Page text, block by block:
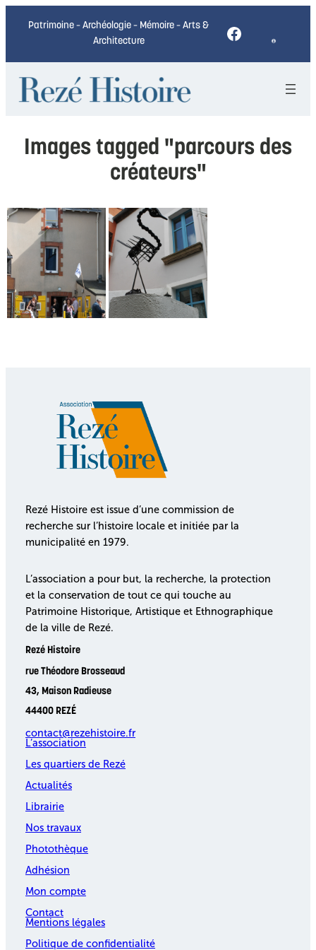
Patrimoine – Archéologie – Mémoire – Arts &
Architecture
Facebook
Images tagged "parcours des
créateurs"
Rezé Histoire est issue d’une commission de
recherche sur l’histoire locale et initiée par la
municipalité en 1979.
L’association a pour but, la recherche, la protection
et la conservation de tout ce qui touche au
Patrimoine Historique, Artistique et Ethnographique
de la ville de Rezé.
Rezé Histoire
rue Théodore Brosseaud
43, Maison Radieuse
44400 REZÉ
contact@rezehistoire.fr
L’association
Les quartiers de Rezé
Actualités
Librairie
Nos travaux
Photothèque
Adhésion
Mon compte
Contact
Mentions légales
Politique de confidentialité